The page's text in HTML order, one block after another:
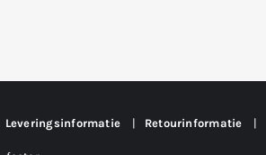
Leveringsinformatie | Retourinformatie |